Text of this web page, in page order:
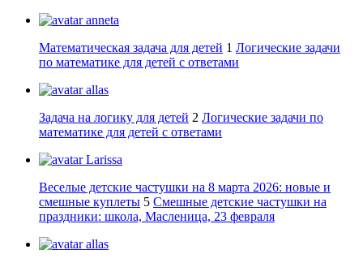
anneta
Математическая задача для детей 1 Логические задачи
по математике для детей с ответами
allas
Задача на логику для детей 2 Логические задачи по
математике для детей с ответами
Larissa
Веселые детские частушки на 8 марта 2026: новые и
смешные куплеты 5 Смешные детские частушки на
праздники: школа, Масленица, 23 февраля
allas